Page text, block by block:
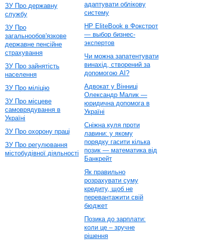
ЗУ Про державну
службу
ЗУ Про
загальнообов'язкове
державне пенсійне
страхування
ЗУ Про зайнятість
населення
ЗУ Про міліцію
ЗУ Про місцеве
самоврядування в
Україні
ЗУ Про охорону праці
ЗУ Про регулювання
містобудівної діяльності
адаптувати облікову
систему
HP EliteBook в Фокстрот
— выбор бизнес-
экспертов
Чи можна запатентувати
винахід, створений за
допомогою AI?
Адвокат у Вінниці
Олександр Малик —
юридична допомога в
Україні
Сніжна куля проти
лавини: у якому
порядку гасити кілька
позик — математика від
Банкрейт
Як правильно
розрахувати суму
кредиту, щоб не
перевантажити свій
бюджет
Позика до зарплати:
коли це – зручне
рішення